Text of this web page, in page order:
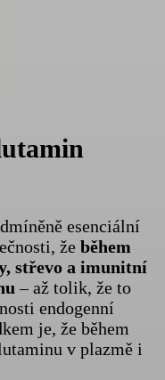
esenciální
že během
střevo a imunitní
– až tolik, že to
endogenní
je, že během
v plazmě i